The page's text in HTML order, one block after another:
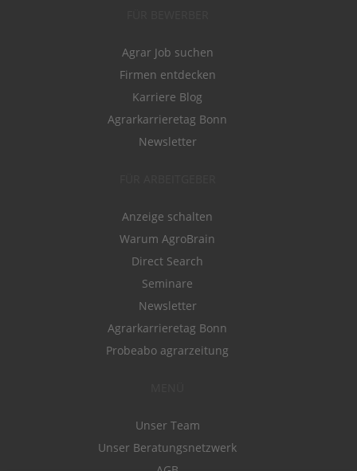
Agrar Job suchen
Firmen entdecken
Karriere Blog
Agrarkarrieretag Bonn
Newsletter
Anzeige schalten
Warum AgroBrain
Direct Search
Seminare
Newsletter
Agrarkarrieretag Bonn
Probeabo agrarzeitung
Unser Team
Unser Beratungsnetzwerk